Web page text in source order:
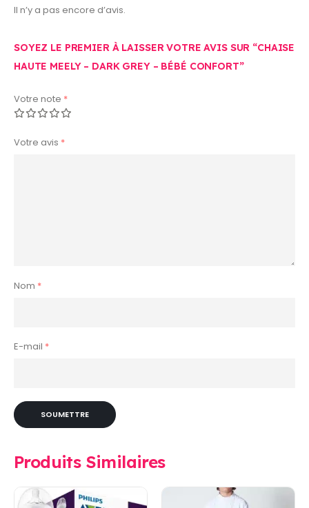
Il n’y a pas encore d’avis.
SOYEZ LE PREMIER À LAISSER VOTRE AVIS SUR “CHAISE
HAUTE MEELY – DARK GREY – BÉBÉ CONFORT”
Votre note *
Votre avis *
Nom *
E-mail *
Produits Similaires